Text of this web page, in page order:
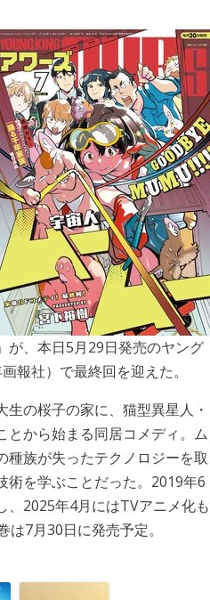
が、本日5月29日発売のヤング
報社）で最終回を迎えた。
生の桜子の家に、猫型異星人・
とから始まる同居コメディ。ム
種族が失ったテクノロジーを取
術を学ぶことだった。2019年6
、2025年4月にはTVアニメ化も
7月30日に発売予定。